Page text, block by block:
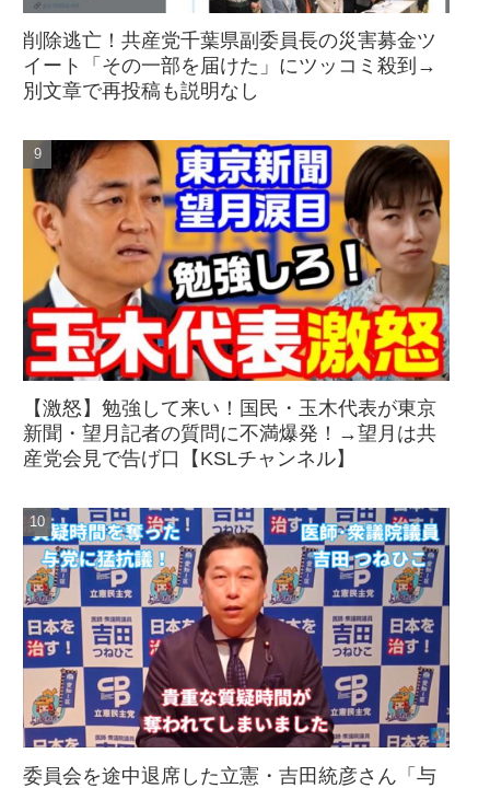
削除逃亡！共産党千葉県副委員長の災害募金ツ
イート「その一部を届けた」にツッコミ殺到→
別文章で再投稿も説明なし
【激怒】勉強して来い！国民・玉木代表が東京
新聞・望月記者の質問に不満爆発！→望月は共
産党会見で告げ口【KSLチャンネル】
委員会を途中退席した立憲・吉田統彦さん「与